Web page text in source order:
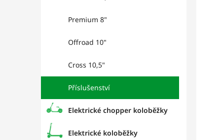
Premium 8"
Offroad 10"
Cross 10,5"
Příslušenství
Elektrické chopper koloběžky
Elektrické koloběžky